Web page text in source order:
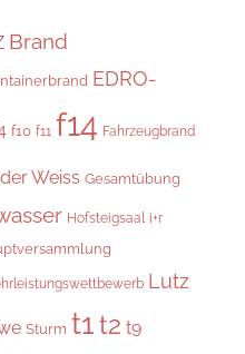
Brand
EDRO-
f10 f11 f14 Fahrzeugbrand
Weiss Gesamtübung
Hofsteigsaal i+r
Lutz
Sturm t1t2 t9